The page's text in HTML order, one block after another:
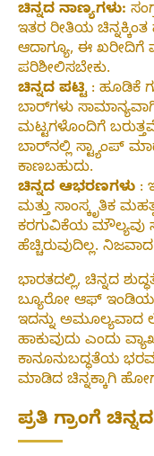
ಚಿನ್ನದ ನಾಣ್ಯಗಳು:
ಇತರ ರೀತಿಯ
ಆದಾಗ್ಯೂ, ಈ ಖರೀದಿಗೆ
ಪರಿಶೀಲಿಸಬೇಕು.
ಚಿನ್ನದ ಪಟ್ಟಿ: ಹೂಡಿಕೆ
ಬಾರ್‌ಗಳು
ಮಟ್ಟಗಳೊಂದಿಗೆ
ಬಾರ್‌ನಲ್ಲಿ ಸ್ಟ್ಯಾಂಪ್
ಕಾಣಬಹುದು.
ಚಿನ್ನದ ಆಭರಣಗಳು :
ಮತ್ತು ಸಾಂಸ್ಕೃತಿಕ
ಕರಗುವಿಕೆಯ ಮೌಲ್ಯವು
ಹೆಚ್ಚಿರುವುದಿಲ್ಲ.
ಭಾರತದಲ್ಲಿ, ಚಿನ್ನದ
ಬ್ಯೂರೋ ಆಫ್ ಇಂಡಿಯನ್
ಇದನ್ನು ಅಮೂಲ್ಯವಾದ
ಹಾಕುವುದು ಎಂದು
ಕಾನೂನುಬದ್ಧತೆಯ
ಮಾಡಿದ ಚಿನ್ನಕ್ಕಾಗಿ
ಪ್ರತಿ ಗ್ರಾಂಗೆ